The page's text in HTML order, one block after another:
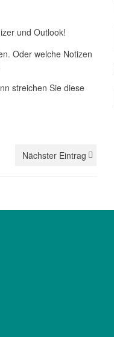
und Outlook!
Oder welche Notizen
streichen Sie diese
Nächster Eintrag